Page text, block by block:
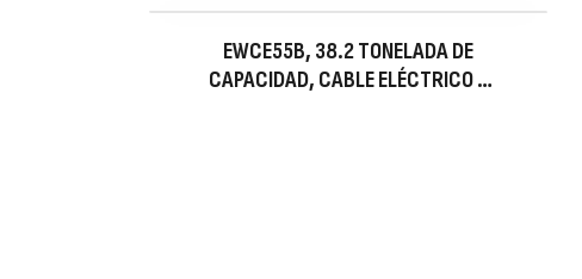
EWCE55B, 38.2 TONELADA DE
CAPACIDAD, CABLE ELÉCTRICO Y